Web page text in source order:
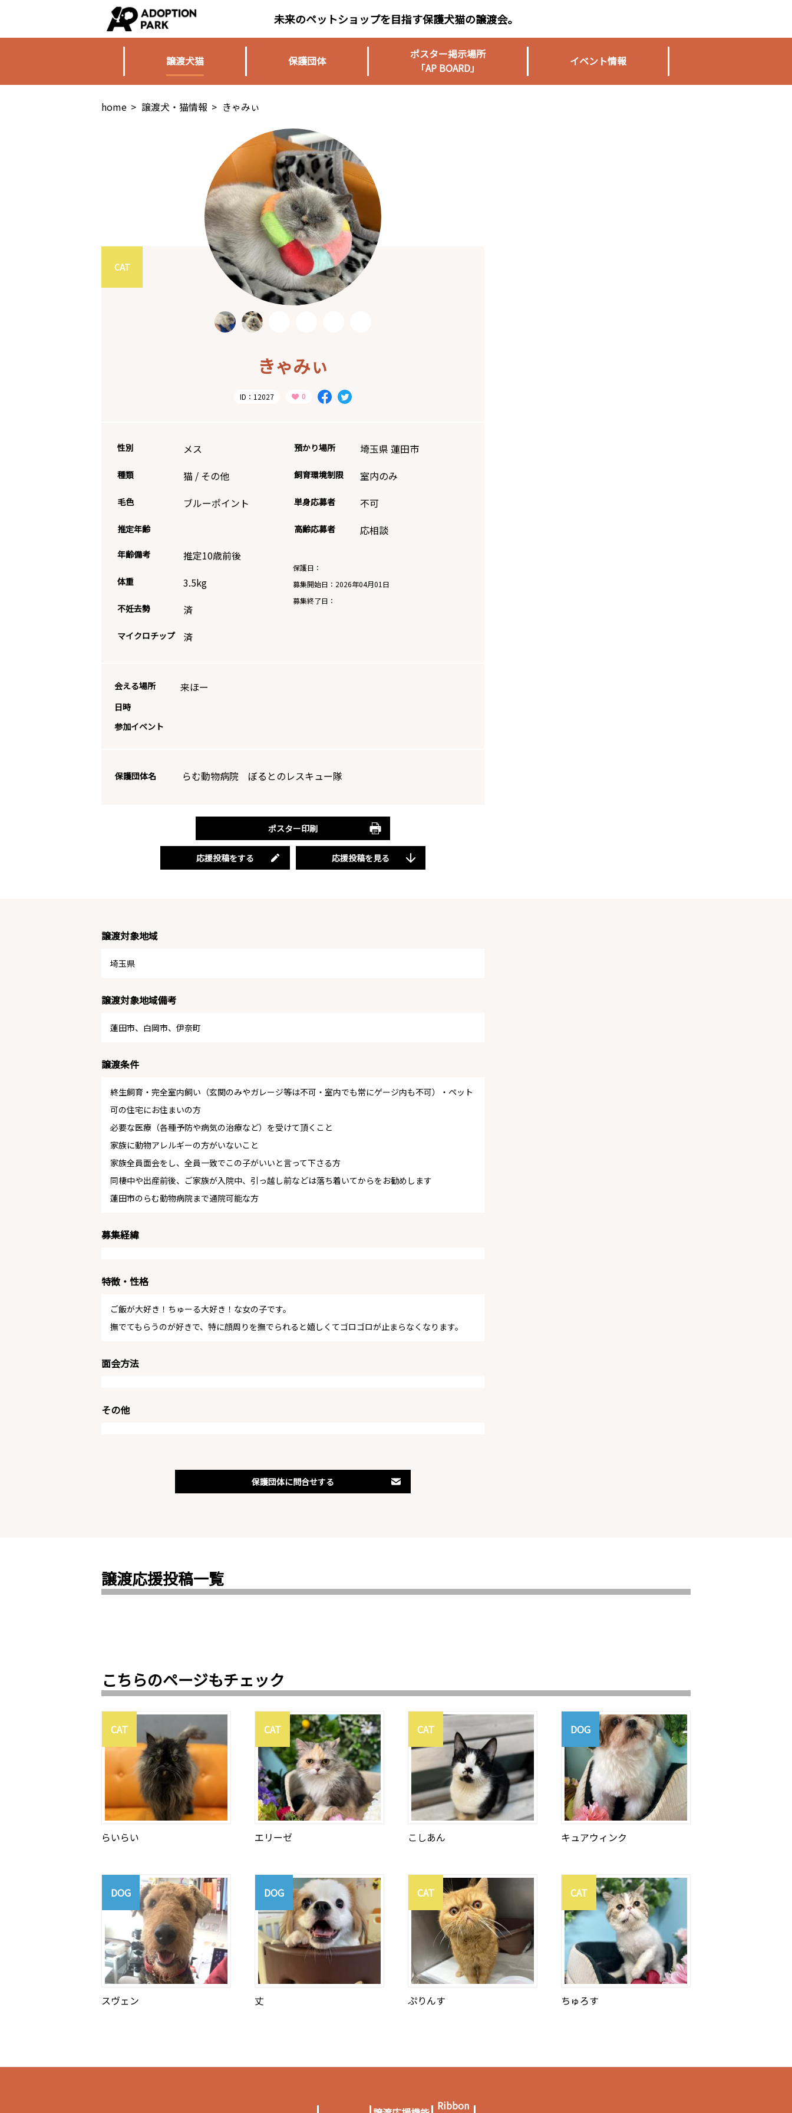
未来のペットショップを目指す保護犬猫の譲渡会。
譲渡犬猫 保護団体
ポスター掲示場所
「AP BOARD」
イベント情報
home > 譲渡犬・猫情報 > きゃみぃ
CAT
きゃみぃ
ID：12027
性別 メス
種類 猫 / その他
毛色 ブルーポイント
推定年齢
年齢備考 推定10歳前後
体重 3.5kg
不妊去勢 済
マイクロチップ 済
預かり場所 埼玉県 蓮田市
飼育環境制限 室内のみ
単身応募者 不可
高齢応募者 応相談
保護日：
募集開始日： 2026年04月01日
募集終了日：
会える場所 来ほー
日時
参加イベント
保護団体名 らむ動物病院 ぼるとのレスキュー隊
ポスター印刷
応援投稿をする 応援投稿を見る
譲渡対象地域
埼玉県
譲渡対象地域備考
蓮田市、白岡市、伊奈町
譲渡条件
終生飼育・完全室内飼い（玄関のみやガレージ等は不可・室内でも常にゲージ内も不可）・ペット
可の住宅にお住まいの方
必要な医療（各種予防や病気の治療など）を受けて頂くこと
家族に動物アレルギーの方がいないこと
家族全員面会をし、全員一致でこの子がいいと言って下さる方
同棲中や出産前後、ご家族が入院中、引っ越し前などは落ち着いてからをお勧めします
蓮田市のらむ動物病院まで通院可能な方
募集経緯
特徴・性格
ご飯が大好き！ちゅーる大好き！な女の子です。
撫でてもらうのが好きで、特に顔周りを撫でられると嬉しくてゴロゴロが止まらなくなります。
面会方法
その他
保護団体に問合せする
譲渡応援投稿一覧
こちらのページもチェック
CAT
らいらい
CAT
エリーゼ
CAT
こしあん
DOG
キュアウィンク
DOG
スヴェン
DOG
丈
CAT
ぷりんす
CAT
ちゅろす
Ribbon